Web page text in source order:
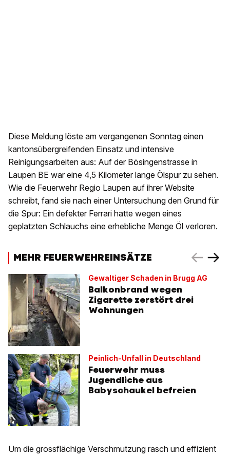
Diese Meldung löste am vergangenen Sonntag einen
kantonsübergreifenden Einsatz und intensive
Reinigungsarbeiten aus: Auf der Bösingenstrasse in
Laupen BE war eine 4,5 Kilometer lange Ölspur zu sehen.
Wie die Feuerwehr Regio Laupen auf ihrer Website
schreibt, fand sie nach einer Untersuchung den Grund für
die Spur: Ein defekter Ferrari hatte wegen eines
geplatzten Schlauchs eine erhebliche Menge Öl verloren.
MEHR FEUERWEHREINSÄTZE
Gewaltiger Schaden in Brugg AG
Balkonbrand wegen
Zigarette zerstört drei
Wohnungen
Peinlich-Unfall in Deutschland
Feuerwehr muss
Jugendliche aus
Babyschaukel befreien
Um die grossflächige Verschmutzung rasch und effizient